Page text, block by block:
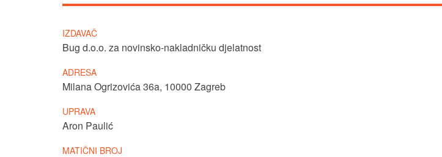
IZDAVAČ
Bug d.o.o. za novinsko-nakladničku djelatnost
ADRESA
Milana Ogrizovića 36a, 10000 Zagreb
UPRAVA
Aron Paulić
MATIČNI BROJ